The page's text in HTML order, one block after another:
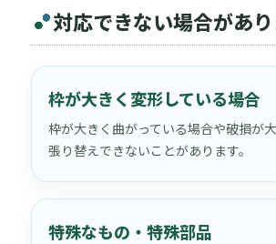
対応できない場合があ
枠が大きく変形している場合
枠が大きく曲がっている場合や破損が大
張り替えできないことがあります。
特殊なもの・特殊部品